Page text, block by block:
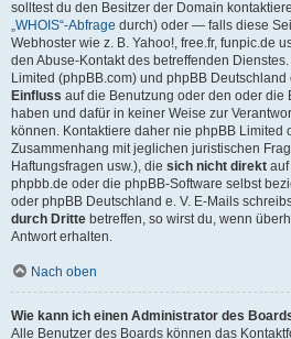
solltest du den Besitzer der Domain
„WHOIS“-Abfrage durch) oder — falls diese
Webhoster wie z. B. Yahoo!, free.fr, funpic.de
den Abuse-Kontakt des betreffenden
Limited (phpBB.com) und phpBB Deutschland
Einfluss auf die Benutzung oder den oder die
haben und dafür in keiner Weise zur
können. Kontaktiere daher nie phpBB Limited
Zusammenhang mit jeglichen juristischen
Haftungsfragen usw.), die sich nicht direkt
phpbb.de oder die phpBB-Software selbst
oder phpBB Deutschland e. V. E-Mails
durch Dritte betreffen, so wirst du, wenn
Antwort erhalten.
Nach oben
Wie kann ich einen Administrator des
Alle Benutzer des Boards können das